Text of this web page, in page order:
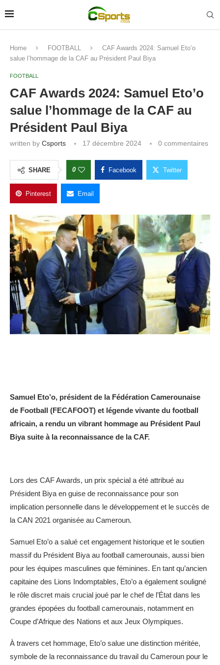
Home FOOTBALL
CAF Awards 2024: Samuel Eto’o
salue l’hommage de la CAF au Président Paul Biya
FOOTBALL
CAF Awards 2024: Samuel Eto’o
salue l’hommage de la CAF au
Président Paul Biya
written by Csports 17 décembre 2024 0 commentaires
SHARE 0 Facebook Twitter
Pinterest Email
Samuel Eto’o, président de la Fédération Camerounaise
de Football (FECAFOOT) et légende vivante du football
africain, a rendu un vibrant hommage au Président Paul
Biya suite à la reconnaissance de la CAF.
Lors des CAF Awards, un prix spécial a été attribué au
Président Biya en guise de reconnaissance pour son
implication personnelle dans le développement et le succès de
la CAN 2021 organisée au Cameroun.
Samuel Eto’o a salué cet engagement historique et le soutien
massif du Président Biya au football camerounais, aussi bien
pour les équipes masculines que féminines. En tant qu’ancien
capitaine des Lions Indomptables, Eto’o a également souligné
le rôle discret mais crucial joué par le chef de l’État dans les
grandes épopées du football camerounais, notamment en
Coupe d’Afrique des Nations et aux Jeux Olympiques.
À travers cet hommage, Eto’o salue une distinction méritée,
symbole de la reconnaissance du travail du Cameroun pour le